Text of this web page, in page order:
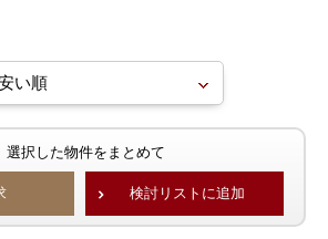
選択した物件をまとめて
検討リストに追加